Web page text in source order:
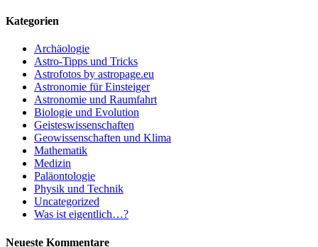
Kategorien
Archäologie
Astro-Tipps und Tricks
Astrofotos by astropage.eu
Astronomie für Einsteiger
Astronomie und Raumfahrt
Biologie und Evolution
Geisteswissenschaften
Geowissenschaften und Klima
Mathematik
Medizin
Paläontologie
Physik und Technik
Uncategorized
Was ist eigentlich…?
Neueste Kommentare